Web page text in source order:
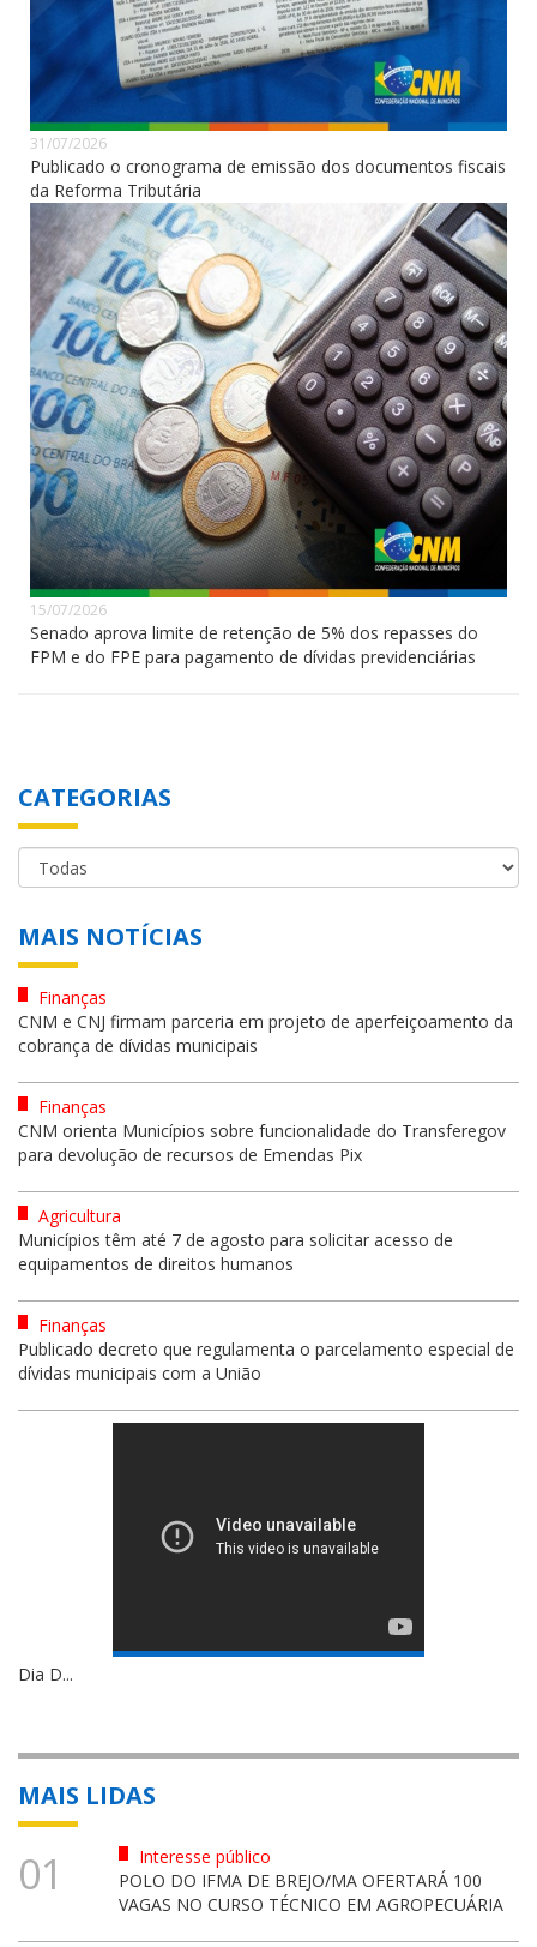
31/07/2026
Publicado o cronograma de emissão dos documentos fiscais
da Reforma Tributária
15/07/2026
Senado aprova limite de retenção de 5% dos repasses do
FPM e do FPE para pagamento de dívidas previdenciárias
CATEGORIAS
MAIS NOTÍCIAS
Finanças
CNM e CNJ firmam parceria em projeto de aperfeiçoamento da
cobrança de dívidas municipais
Finanças
CNM orienta Municípios sobre funcionalidade do Transferegov
para devolução de recursos de Emendas Pix
Agricultura
Municípios têm até 7 de agosto para solicitar acesso de
equipamentos de direitos humanos
Finanças
Publicado decreto que regulamenta o parcelamento especial de
dívidas municipais com a União
Dia D...
MAIS LIDAS
01
Interesse público
POLO DO IFMA DE BREJO/MA OFERTARÁ 100
VAGAS NO CURSO TÉCNICO EM AGROPECUÁRIA